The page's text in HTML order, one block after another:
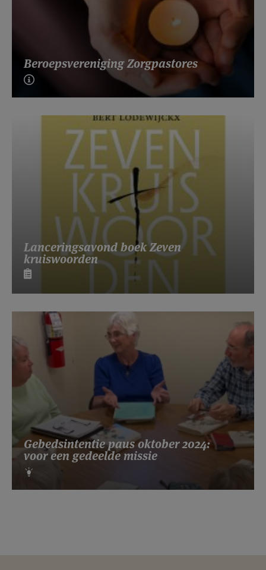
Beroepsvereniging Zorgpastores
Lanceringsavond boek Zeven
kruiswoorden
Gebedsintentie paus oktober 2024:
voor een gedeelde missie